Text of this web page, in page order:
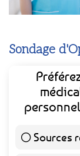
Sondage
Sources